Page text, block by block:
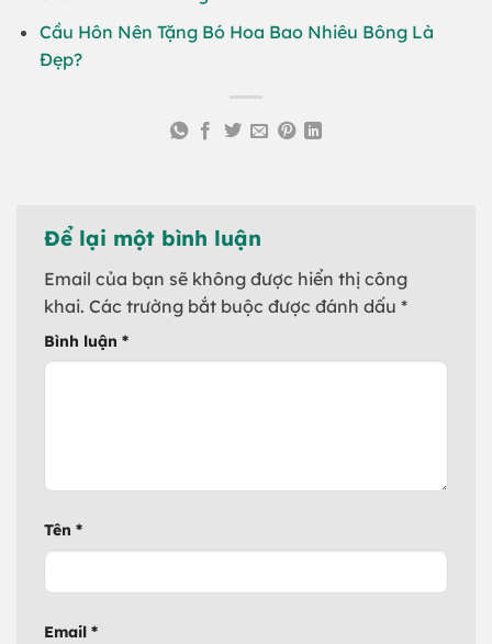
Cầu Hôn Nên Tặng Bó Hoa Bao Nhiêu Bông Là
Đẹp?
Để lại một bình luận
Email của bạn sẽ không được hiển thị công
khai. Các trường bắt buộc được đánh dấu *
Bình luận *
Tên *
Email *